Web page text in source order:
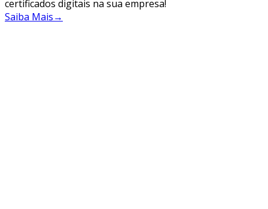
certificados digitais na sua empresa!
Saiba Mais→